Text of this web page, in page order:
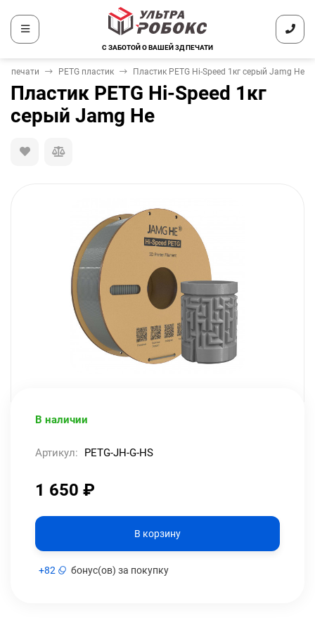
С ЗАБОТОЙ О ВАШЕЙ 3Д ПЕЧАТИ
печати PETG пластик Пластик PETG Hi-Speed 1кг серый Jamg He
Пластик PETG Hi-Speed 1кг
серый Jamg He
В наличии
Артикул: PETG-JH-G-HS
1 650 ₽
В корзину
+82 бонус(ов) за покупку